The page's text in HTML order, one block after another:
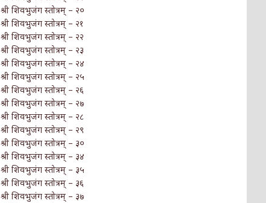
श्री शिवभुजंग स्तोत्रम् – २०
श्री शिवभुजंग स्तोत्रम् – २१
श्री शिवभुजंग स्तोत्रम् – २२
श्री शिवभुजंग स्तोत्रम् – २३
श्री शिवभुजंग स्तोत्रम् – २४
श्री शिवभुजंग स्तोत्रम् – २५
श्री शिवभुजंग स्तोत्रम् – २६
श्री शिवभुजंग स्तोत्रम् – २७
श्री शिवभुजंग स्तोत्रम् – २८
श्री शिवभुजंग स्तोत्रम् – २९
श्री शिवभुजंग स्तोत्रम् – ३०
श्री शिवभुजंग स्तोत्रम् – ३४
श्री शिवभुजंग स्तोत्रम् – ३५
श्री शिवभुजंग स्तोत्रम् – ३६
श्री शिवभुजंग स्तोत्रम् – ३७